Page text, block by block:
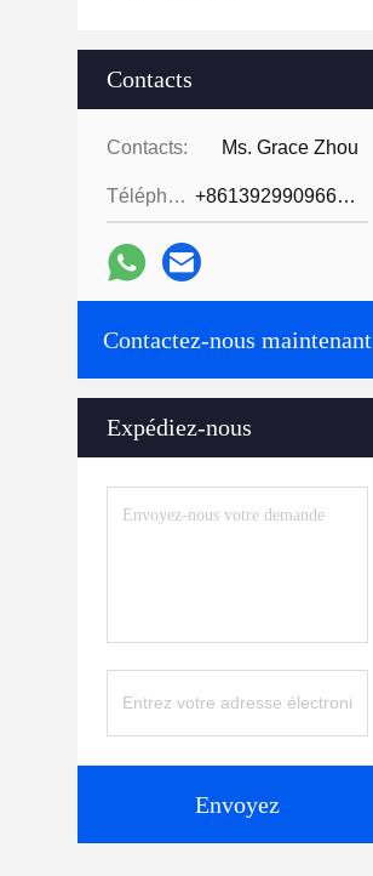
Contacts
Contacts: Ms. Grace Zhou
Téléphone: +8613929909663--13690711186
Contactez-nous maintenant
Expédiez-nous
Envoyez